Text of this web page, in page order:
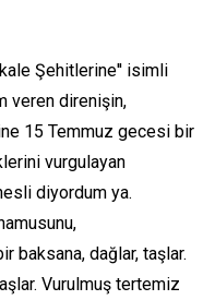
Şehitlerine'' isimli
veren direnişin,
15 Temmuz gecesi bir
vurgulayan
diyordum ya.
baksana, dağlar, taşlar.
Vurulmuş tertemiz